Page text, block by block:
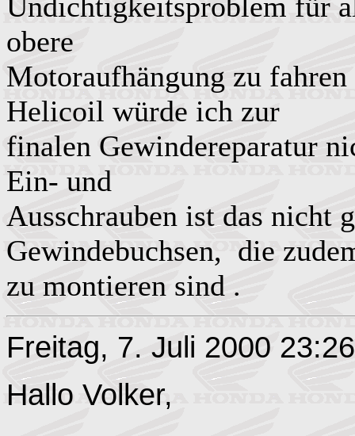
Undichtigkeitsproblem für
obere
Motoraufhängung zu
Helicoil würde ich zur
finalen Gewindereparatur
Ein- und
Ausschrauben ist das nicht
Gewindebuchsen, die
zu montieren sind .
Freitag, 7. Juli 2000 23:26
Hallo Volker,